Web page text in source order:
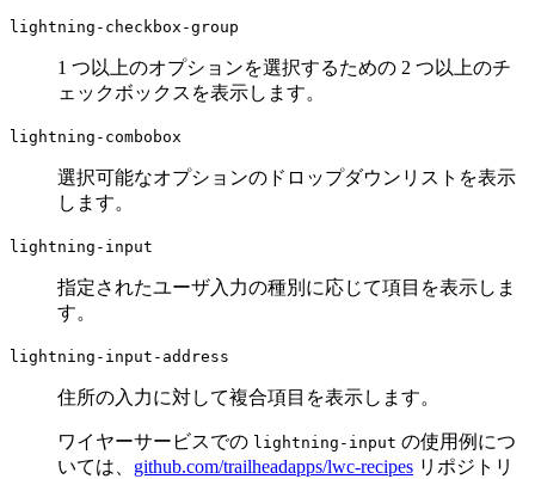
lightning-checkbox-group
1 つ以上のオプションを選択するための 2 つ以上のチ
ェックボックスを表示します。
lightning-combobox
選択可能なオプションのドロップダウンリストを表示
します。
lightning-input
指定されたユーザ入力の種別に応じて項目を表示しま
す。
lightning-input-address
住所の入力に対して複合項目を表示します。
ワイヤーサービスでの lightning-input の使用例につ
いては、 github.com/trailheadapps/lwc-recipes リポジトリ